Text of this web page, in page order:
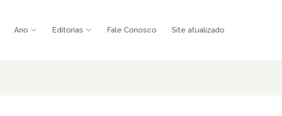
Ano Editorias Fale Conosco Site atualizado